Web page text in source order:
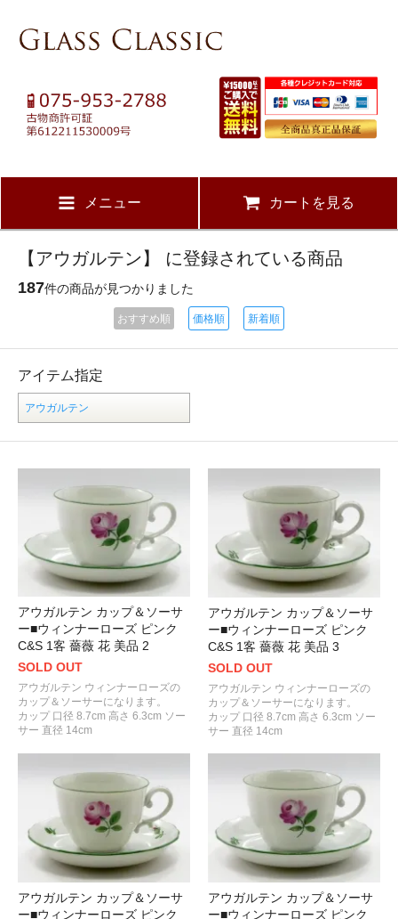
メニュー カートを見る
【アウガルテン】 に登録されている商品
187件の商品が見つかりました
おすすめ順 価格順 新着順
アイテム指定
アウガルテン
アウガルテン カップ＆ソーサ
ー■ウィンナーローズ ピンク
C&S 1客 薔薇 花 美品 2
SOLD OUT
アウガルテン ウィンナーローズの
カップ＆ソーサーになります。
カップ 口径 8.7cm 高さ 6.3cm ソー
サー 直径 14cm
アウガルテン カップ＆ソーサ
ー■ウィンナーローズ ピンク
C&S 1客 薔薇 花 美品 3
SOLD OUT
アウガルテン ウィンナーローズの
カップ＆ソーサーになります。
カップ 口径 8.7cm 高さ 6.3cm ソー
サー 直径 14cm
アウガルテン カップ＆ソーサ
ー■ウィンナーローズ ピンク
アウガルテン カップ＆ソーサ
ー■ウィンナーローズ ピンク